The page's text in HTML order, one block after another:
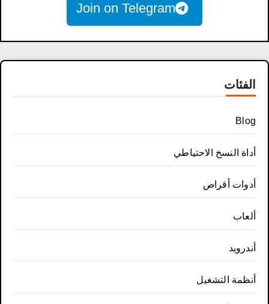
Join on Telegram
الفئات
Blog
أداة النسخ الاحتياطي
أدوات أقراص
ألعاب
أندرويد
أنظمة التشغيل